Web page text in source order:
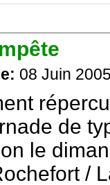
08 Juin
de
le
/